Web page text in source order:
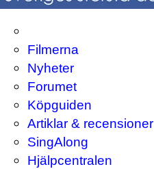
Filmerna
Nyheter
Forumet
Köpguiden
Artiklar & recensioner
SingAlong
Hjälpcentralen